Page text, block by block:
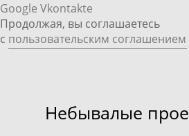
Google Vkontakte
Продолжая, вы соглашаетесь
с пользовательским соглашением
Небывалые